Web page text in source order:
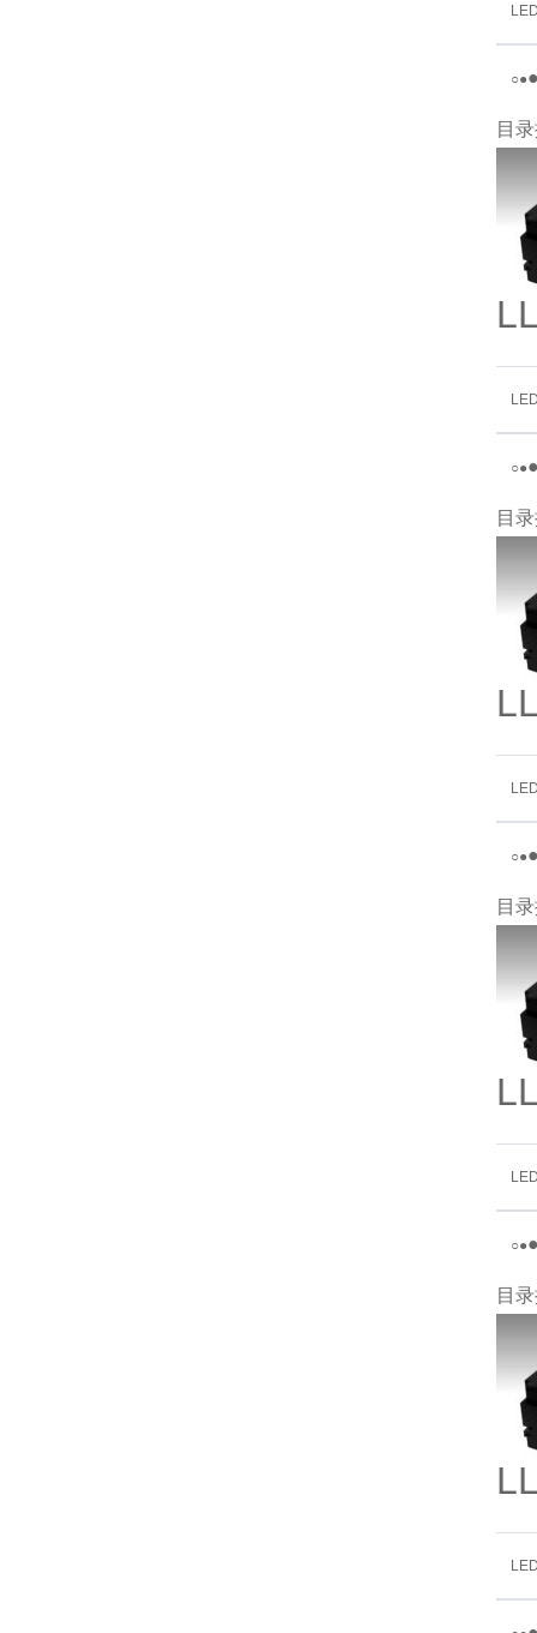
○●
目
○●
目
○●
目
○●
目